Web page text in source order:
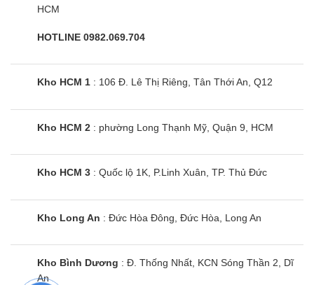
HCM
HOTLINE 0982.069.704
Kho HCM 1 : 106 Đ. Lê Thị Riêng, Tân Thới An, Q12
Kho HCM 2 : phường Long Thạnh Mỹ, Quận 9, HCM
Kho HCM 3 : Quốc lộ 1K, P.Linh Xuân, TP. Thủ Đức
Kho Long An : Đức Hòa Đông, Đức Hòa, Long An
Kho Bình Dương : Đ. Thống Nhất, KCN Sóng Thần 2, Dĩ
An